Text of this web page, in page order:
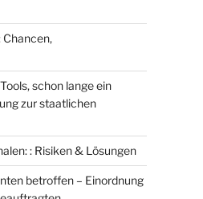
schon lange ein
zur staatlichen
: Risiken & Lösungen
betroffen – Einordnung